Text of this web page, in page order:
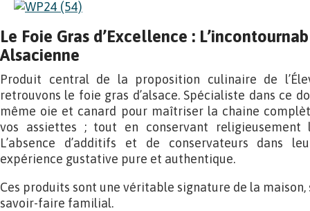
Le Foie Gras d’Excellence :
Alsacienne
Produit central de la proposition culinaire de
retrouvons le foie gras d’alsace. Spécialiste dans ce
même oie et canard pour maîtriser la chaine
vos assiettes ; tout en conservant religieusement
L’absence d’additifs et de conservateurs dans
expérience gustative pure et authentique.
Ces produits sont une véritable signature de la
savoir-faire familial.